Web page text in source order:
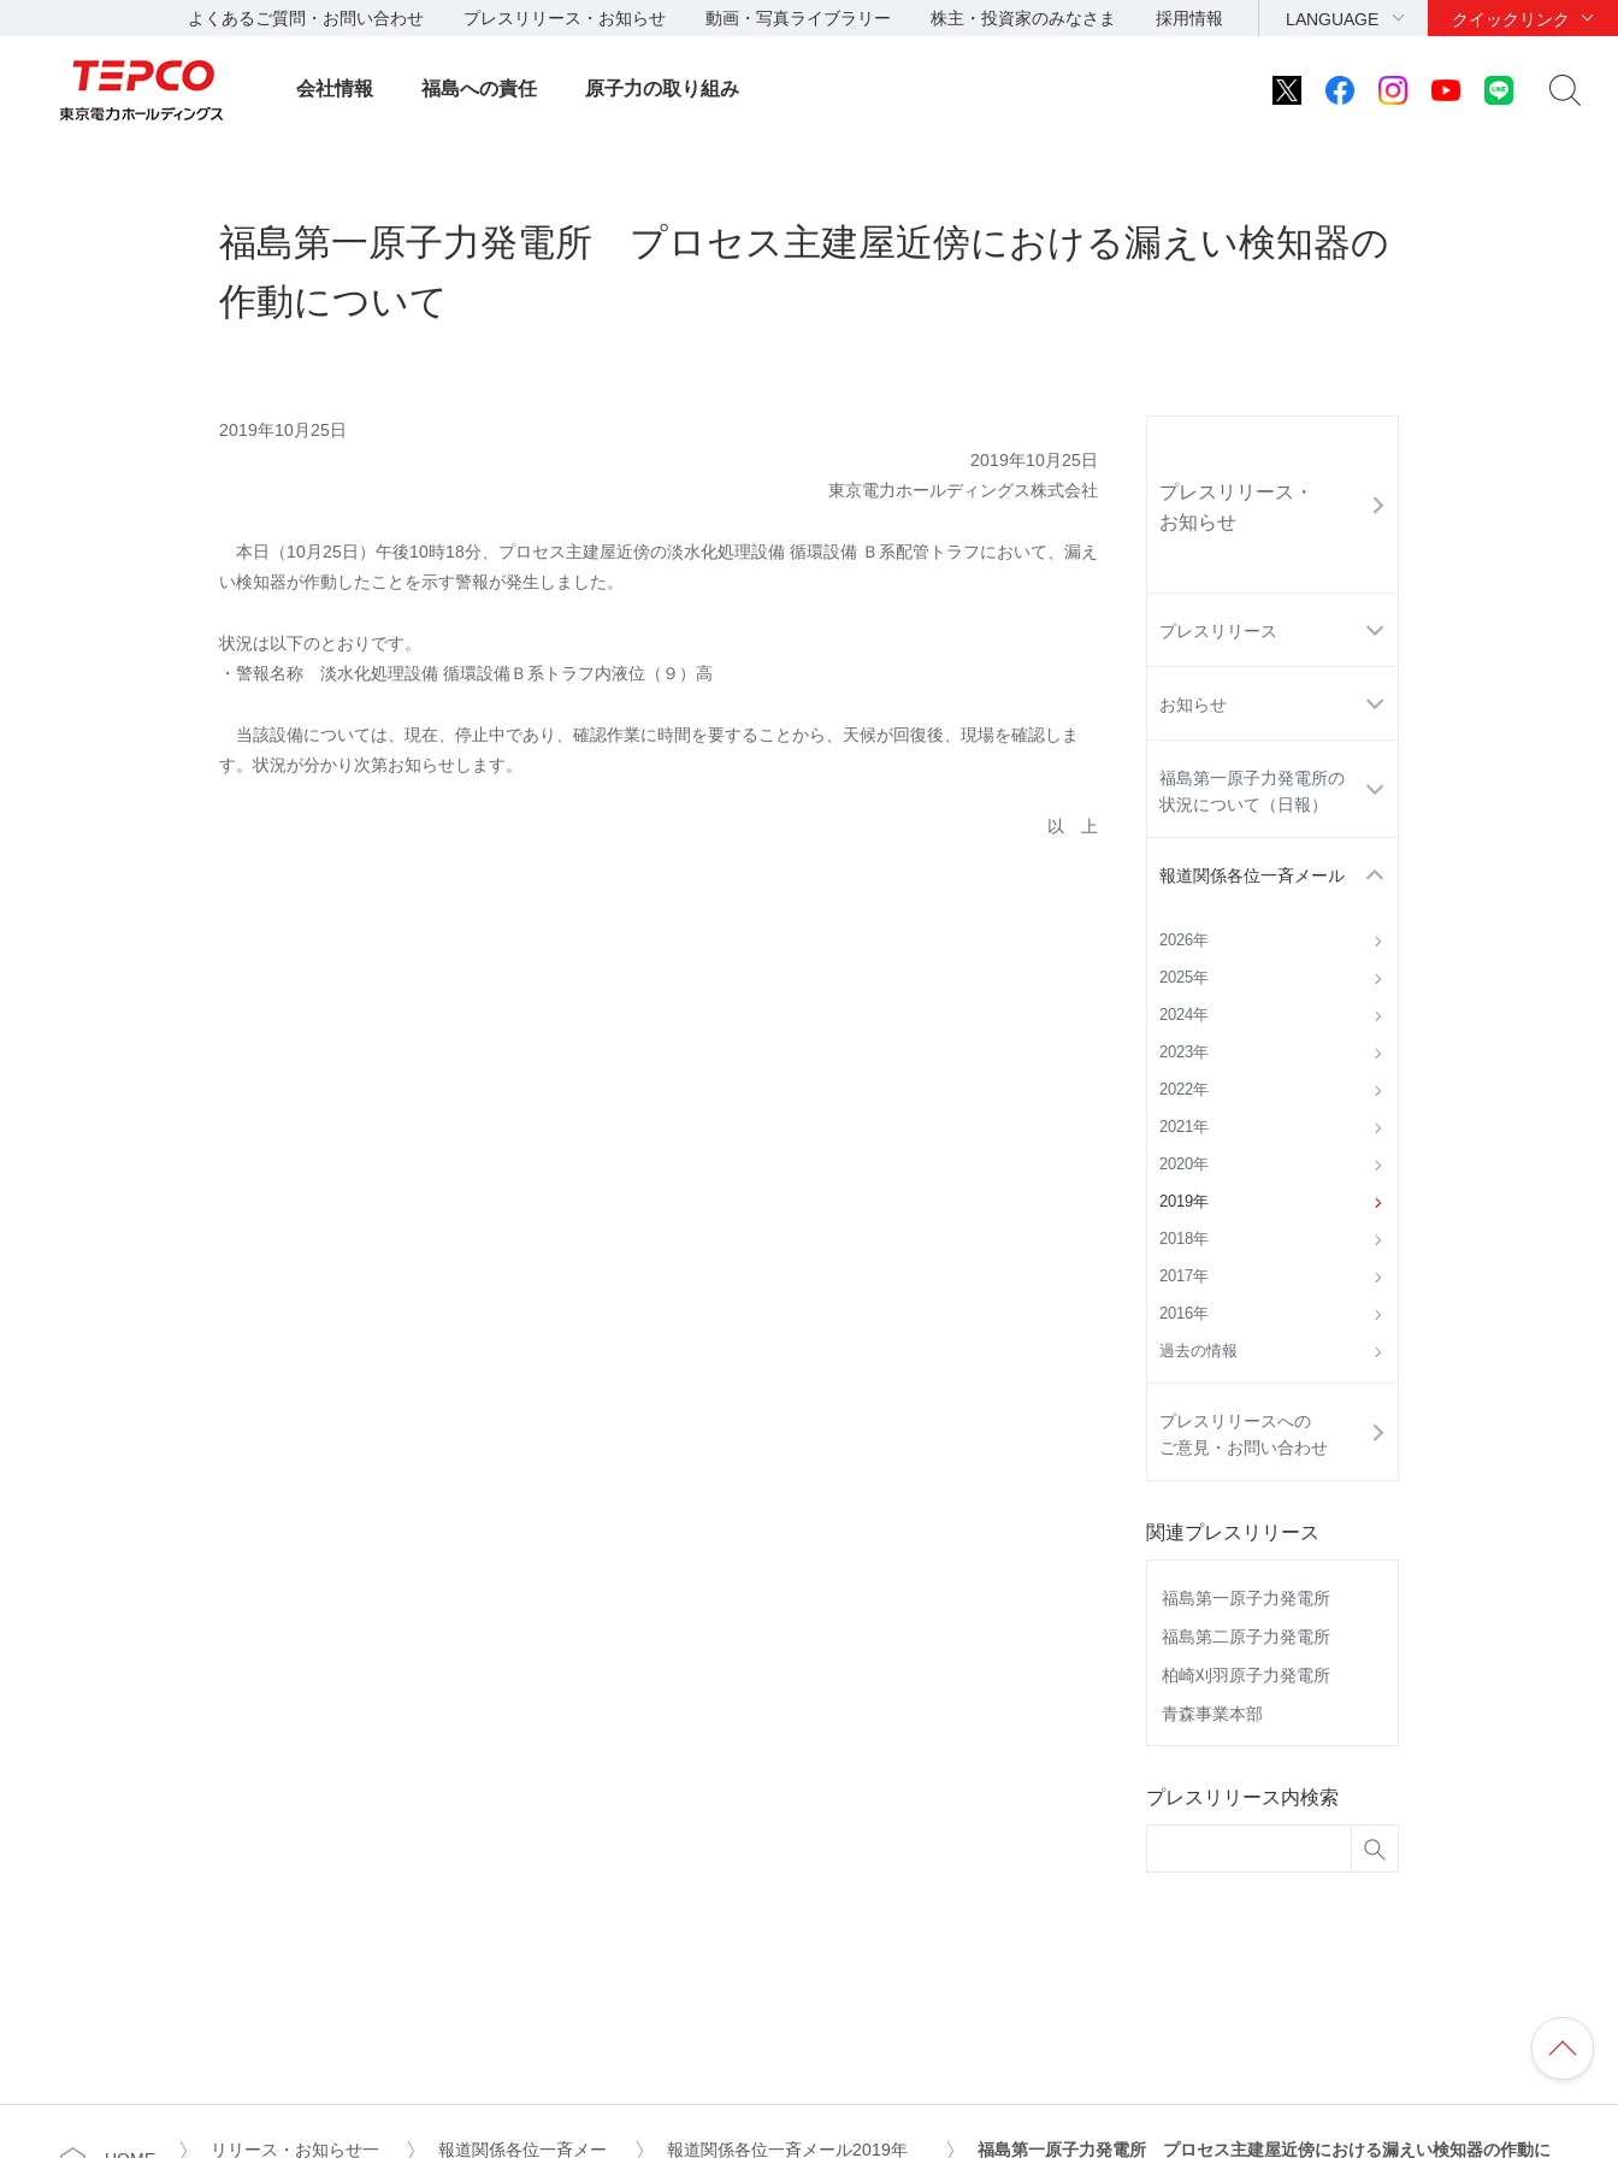
よくあるご質問・お問い合わせ プレスリリース・お知らせ 動画・写真ライブラリー 株主・投資家のみなさま 採用情報 LANGUAGE クイックリンク
会社情報 福島への責任 原子力の取り組み
プレスリリース・
お知らせ
プレスリリース
お知らせ
福島第一原子力発電所の
状況について（日報）
報道関係各位一斉メール
2026年
2025年
2024年
2023年
2022年
2021年
2020年
2019年
2018年
2017年
2016年
過去の情報
プレスリリースへの
ご意見・お問い合わせ
関連プレスリリース
福島第一原子力発電所
福島第二原子力発電所
柏崎刈羽原子力発電所
青森事業本部
プレスリリース内検索
福島第一原子力発電所 プロセス主建屋近傍における漏えい検知器の
作動について
2019年10月25日
2019年10月25日
東京電力ホールディングス株式会社
本日（10月25日）午後10時18分、プロセス主建屋近傍の淡水化処理設備 循環設備 Ｂ系配管トラフにおいて、漏え
い検知器が作動したことを示す警報が発生しました。
状況は以下のとおりです。
・警報名称 淡水化処理設備 循環設備Ｂ系トラフ内液位（９）高
当該設備については、現在、停止中であり、確認作業に時間を要することから、天候が回復後、現場を確認しま
す。状況が分かり次第お知らせします。
以 上
リリース・お知らせ一 報道関係各位一斉メー 報道関係各位一斉メール2019年 福島第一原子力発電所 プロセス主建屋近傍における漏えい検知器の作動に